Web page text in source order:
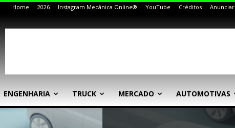
Home 2026 Instagram Mecânica Online® YouTube Créditos Anunciar
ENGENHARIA TRUCK MERCADO AUTOMOTIVAS